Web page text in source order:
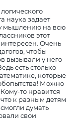
наука задает
мышлению на всю
этот
Очень
чтобы
вызывали у него
есть столько
которые
Можно
Кому-то нравится
к разным детям
думать
свои